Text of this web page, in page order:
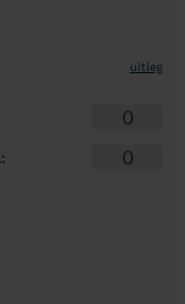
uitleg
: